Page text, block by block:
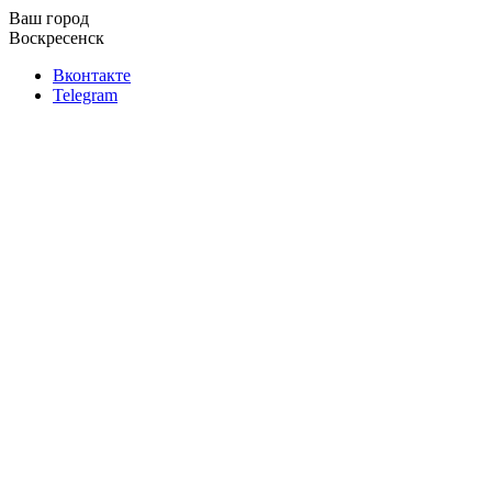
Ваш город
Воскресенск
Вконтакте
Telegram